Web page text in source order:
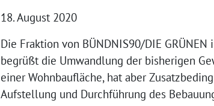
18. August 2020
Die Fraktion von BÜNDNIS90/DIE GRÜNEN
begrüßt die Umwandlung der bisherigen
einer Wohnbaufläche, hat aber
Aufstellung und Durchführung des